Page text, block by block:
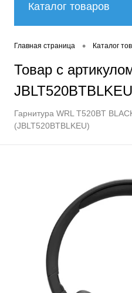
Каталог товаров
Главная страница • Каталог
Товар с
JBLT520BTBLKEU
Гарнитура WRL T520BT
(JBLT520BTBLKEU)